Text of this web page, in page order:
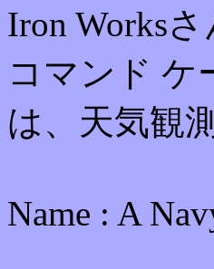
Iron Works
コマンド ケ
は、天気観
Name : A